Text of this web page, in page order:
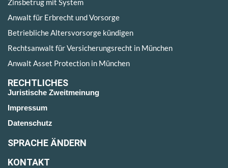
Zinsbetrug mit System
Anwalt für Erbrecht und Vorsorge
Betriebliche Altersvorsorge kündigen
Rechtsanwalt für Versicherungsrecht in München
Anwalt Asset Protection in München
RECHTLICHES
Juristische Zweitmeinung
Impressum
Datenschutz
SPRACHE ÄNDERN
KONTAKT